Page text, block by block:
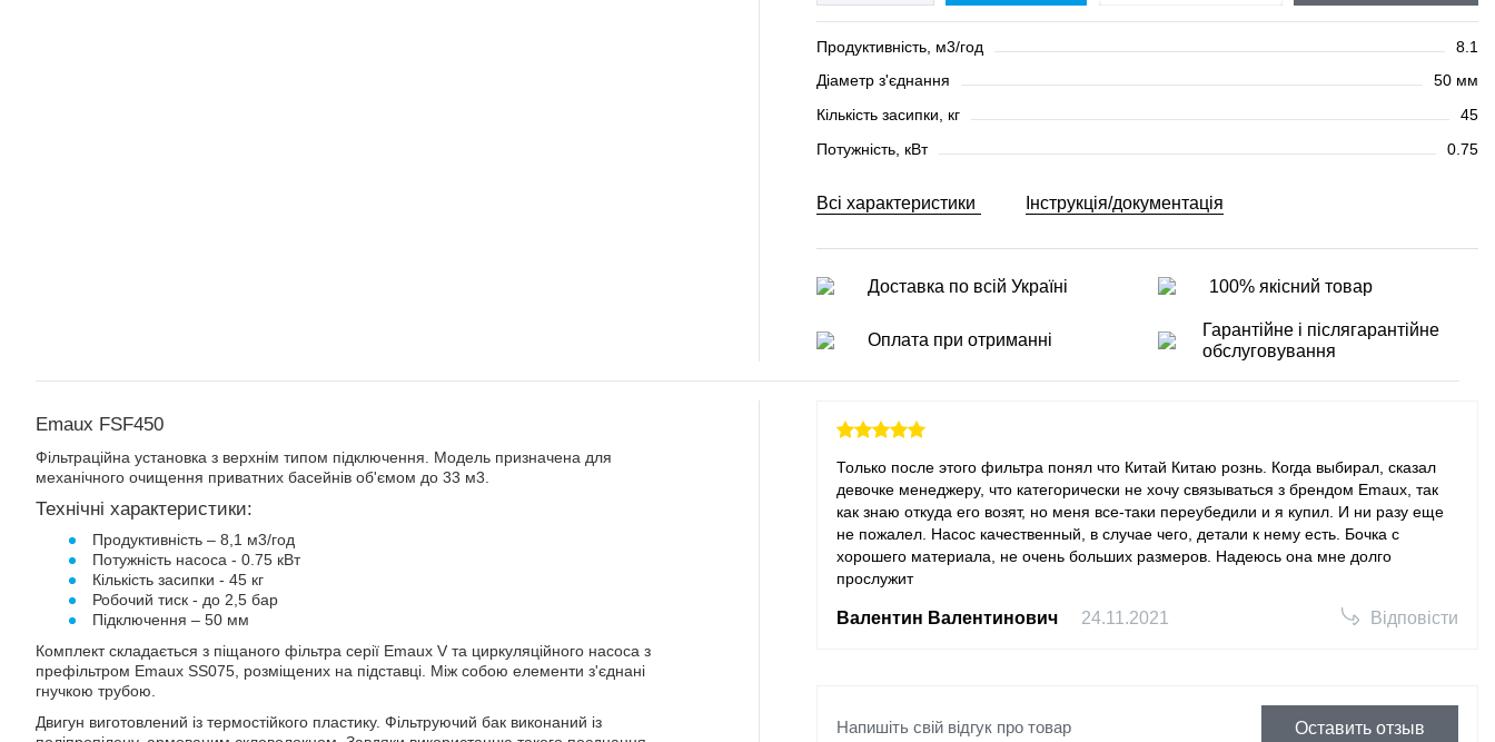
Продуктивність, м3/год 8.1
Діаметр з'єднання 50 мм
Кількість засипки, кг 45
Потужність, кВт 0.75
Всі характеристики Інструкція/документація
Доставка по всій Україні 100% якісний товар
Оплата при отриманні
Гарантійне і післягарантійне
обслуговування
Emaux FSF450
Фільтраційна установка з верхнім типом підключення. Модель призначена для
механічного очищення приватних басейнів об'ємом до 33 м3.
Технічні характеристики:
Продуктивність – 8,1 м3/год
Потужність насоса - 0.75 кВт
Кількість засипки - 45 кг
Робочий тиск - до 2,5 бар
Підключення – 50 мм
Комплект складається з піщаного фільтра серії Emaux V та циркуляційного насоса з
префільтром Emaux SS075, розміщених на підставці. Між собою елементи з'єднані
гнучкою трубою.
Двигун виготовлений із термостійкого пластику. Фільтруючий бак виконаний із
Только после этого фильтра понял что Китай Китаю рознь. Когда выбирал, сказал
девочке менеджеру, что категорически не хочу связываться з брендом Emaux, так
как знаю откуда его возят, но меня все-таки переубедили и я купил. И ни разу еще
не пожалел. Насос качественный, в случае чего, детали к нему есть. Бочка с
хорошего материала, не очень больших размеров. Надеюсь она мне долго
прослужит
Валентин Валентинович 24.11.2021 Відповісти
Напишіть свій відгук про товар Оставить отзыв